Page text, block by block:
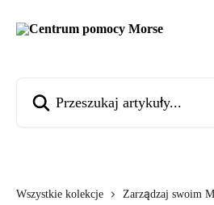
Wszystkie kolekcje
Zarządzaj swoim